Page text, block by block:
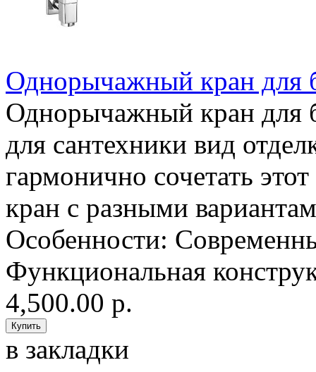
Однорычажный кран для
Однорычажный кран для
для сантехники вид
гармонично сочетать
кран с разными
Особенности:
Функциональная
4,500.00 р.
в закладки